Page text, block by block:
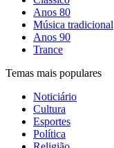
Anos 80
Música tradicional
Anos 90
Trance
Temas mais populares
Noticiário
Cultura
Esportes
Política